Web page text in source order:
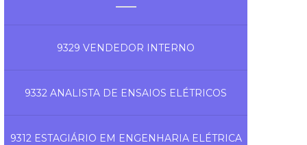
9329 VENDEDOR INTERNO
9332 ANALISTA DE ENSAIOS ELÉTRICOS
9312 ESTAGIÁRIO EM ENGENHARIA ELÉTRICA